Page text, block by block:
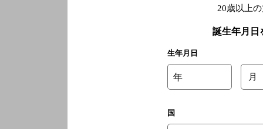
20歳以上
誕生年月日
生年月日
年 月
国